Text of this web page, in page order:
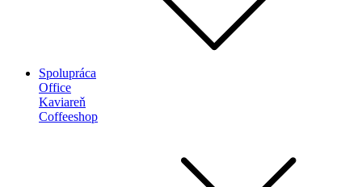
Spolupráca
Office
Kaviareň
Coffeeshop